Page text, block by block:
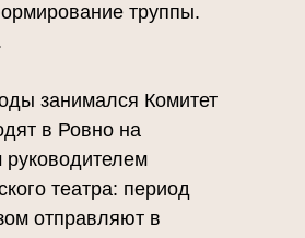
труппы.
занимался Комитет
в Ровно на
театра: период
отправляют в